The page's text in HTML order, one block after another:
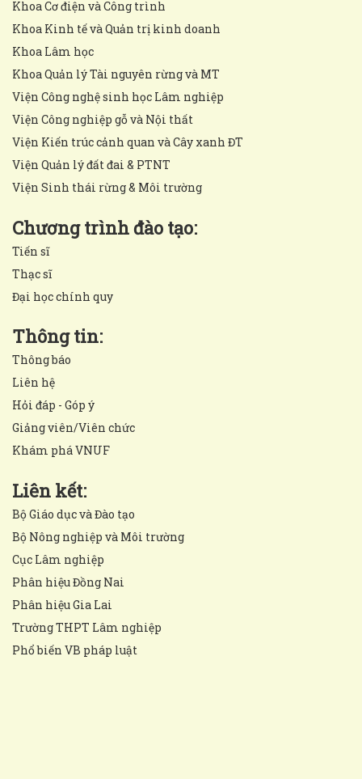
Khoa Cơ điện và Công trình
Khoa Kinh tế và Quản trị kinh doanh
Khoa Lâm học
Khoa Quản lý Tài nguyên rừng và MT
Viện Công nghệ sinh học Lâm nghiệp
Viện Công nghiệp gỗ và Nội thất
Viện Kiến trúc cảnh quan và Cây xanh ĐT
Viện Quản lý đất đai & PTNT
Viện Sinh thái rừng & Môi trường
Chương trình đào tạo:
Tiến sĩ
Thạc sĩ
Đại học chính quy
Thông tin:
Thông báo
Liên hệ
Hỏi đáp - Góp ý
Giảng viên/Viên chức
Khám phá VNUF
Liên kết:
Bộ Giáo dục và Đào tạo
Bộ Nông nghiệp và Môi trường
Cục Lâm nghiệp
Phân hiệu Đồng Nai
Phân hiệu Gia Lai
Trường THPT Lâm nghiệp
Phổ biến VB pháp luật